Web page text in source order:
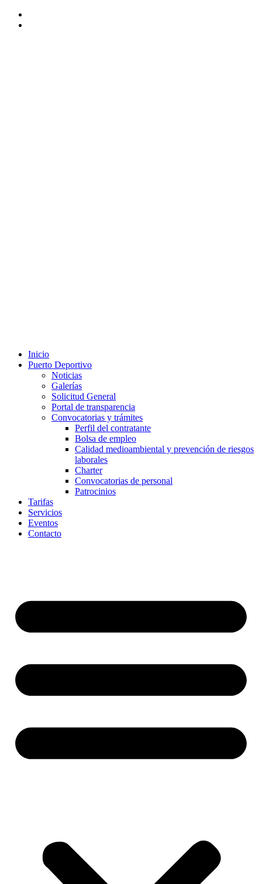
Inicio
Puerto Deportivo
Noticias
Galerías
Solicitud General
Portal de transparencia
Convocatorias y trámites
Perfil del contratante
Bolsa de empleo
Calidad medioambiental y prevención de riesgos
laborales
Charter
Convocatorias de personal
Patrocinios
Tarifas
Servicios
Eventos
Contacto